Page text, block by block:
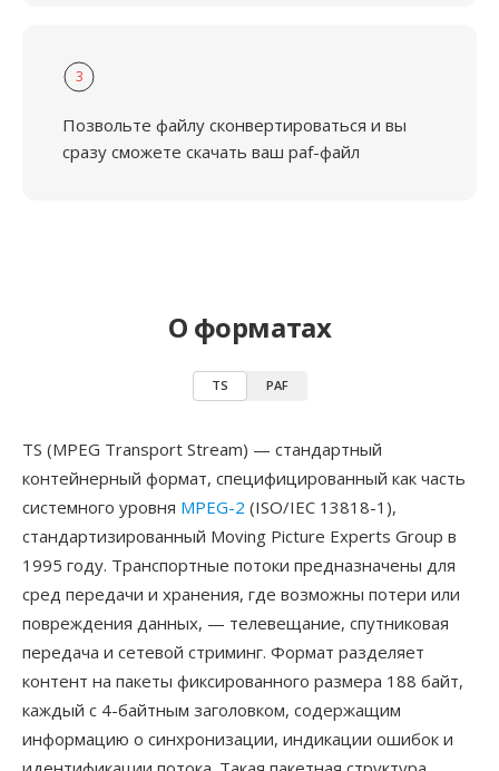
3
Позвольте файлу сконвертироваться и вы
сразу сможете скачать ваш paf-файл
О форматах
TS PAF
TS (MPEG Transport Stream) — стандартный
контейнерный формат, специфицированный как часть
системного уровня MPEG-2 (ISO/IEC 13818-1),
стандартизированный Moving Picture Experts Group в
1995 году. Транспортные потоки предназначены для
сред передачи и хранения, где возможны потери или
повреждения данных, — телевещание, спутниковая
передача и сетевой стриминг. Формат разделяет
контент на пакеты фиксированного размера 188 байт,
каждый с 4-байтным заголовком, содержащим
информацию о синхронизации, индикации ошибок и